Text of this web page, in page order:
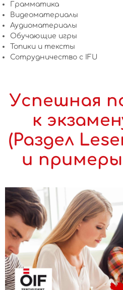
Грамматика
Видеоматериалы
Аудиоматериалы
Обучающие игры
Топики и тексты
Сотрудничество c IFU
Успешная
к
(Раздел
и